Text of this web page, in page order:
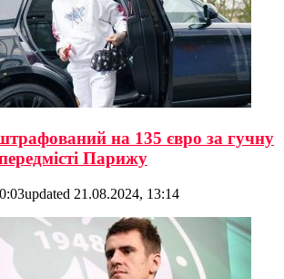
на 135 євро за гучну
Парижу
updated 21.08.2024, 13:14